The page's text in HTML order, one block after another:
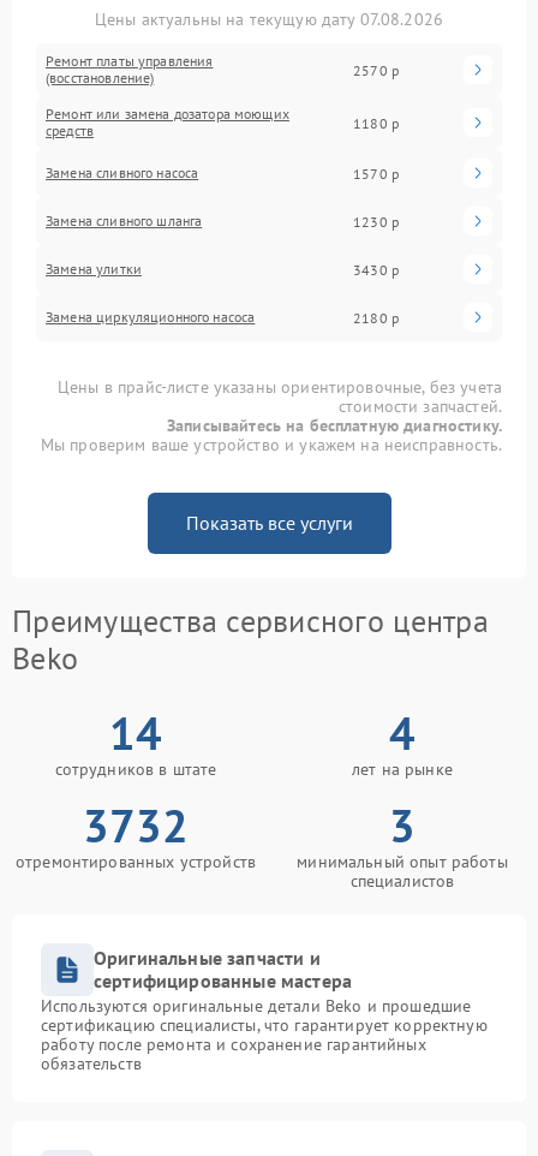
Цены актуальны на текущую дату 07.08.2026
Ремонт платы управления
(восстановление)
2570 р
Ремонт или замена дозатора моющих
средств
1180 р
Замена сливного насоса 1570 р
Замена сливного шланга 1230 р
Замена улитки 3430 р
Замена циркуляционного насоса 2180 р
Цены в прайс-листе указаны ориентировочные, без учета
стоимости запчастей.
Записывайтесь на бесплатную диагностику.
Мы проверим ваше устройство и укажем на неисправность.
Показать все услуги
Преимущества сервисного центра
Beko
14
сотрудников в штате
4
лет на рынке
3732
отремонтированных устройств
3
минимальный опыт работы
специалистов
Оригинальные запчасти и
сертифицированные мастера
Используются оригинальные детали Beko и прошедшие
сертификацию специалисты, что гарантирует корректную
работу после ремонта и сохранение гарантийных
обязательств